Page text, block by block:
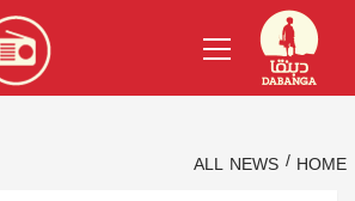
content
الإنجليزية)
Menu
HOME
ALL NEWS